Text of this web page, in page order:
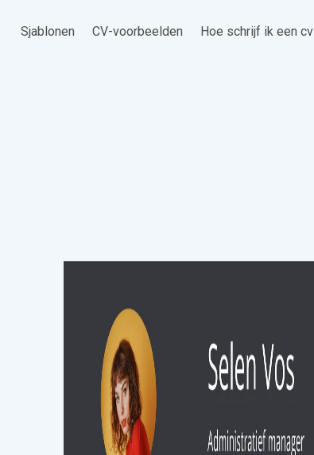
Sjablonen CV-voorbeelden Hoe schrijf ik een cv